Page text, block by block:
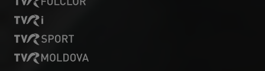
CULT ART
Spectacole, concerte, festivaluri, lansări de ...